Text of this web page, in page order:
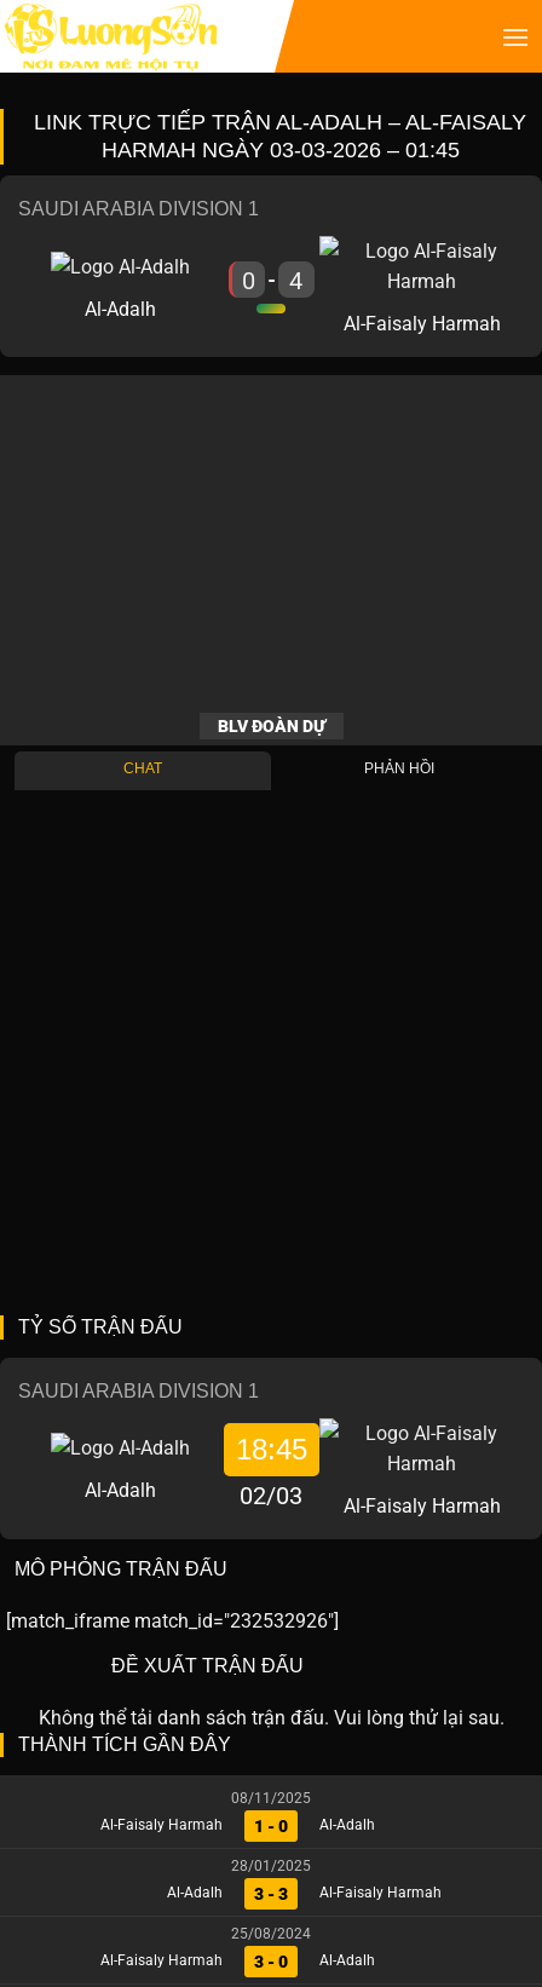
LINK TRỰC TIẾP TRẬN AL-ADALH – AL-FAISALY
HARMAH NGÀY 03-03-2026 – 01:45
SAUDI ARABIA DIVISION 1
Al-Adalh
0 - 4
Al-Faisaly Harmah
BLV ĐOÀN DỰ
CHAT PHẢN HỒI
TỶ SỐ TRẬN ĐẤU
SAUDI ARABIA DIVISION 1
Al-Adalh
18:45
02/03 Al-Faisaly Harmah
MÔ PHỎNG TRẬN ĐẤU
match_id="232532926"]
ĐỀ XUẤT TRẬN ĐẤU
Không thể tải danh sách trận đấu. Vui lòng thử lại sau.
THÀNH TÍCH GẦN ĐÂY
08/11/2025
Al-Faisaly Harmah
1 - 0 Al-Adalh
28/01/2025
Al-Adalh
3 - 3 Al-Faisaly Harmah
25/08/2024
Al-Faisaly Harmah
3 - 0 Al-Adalh